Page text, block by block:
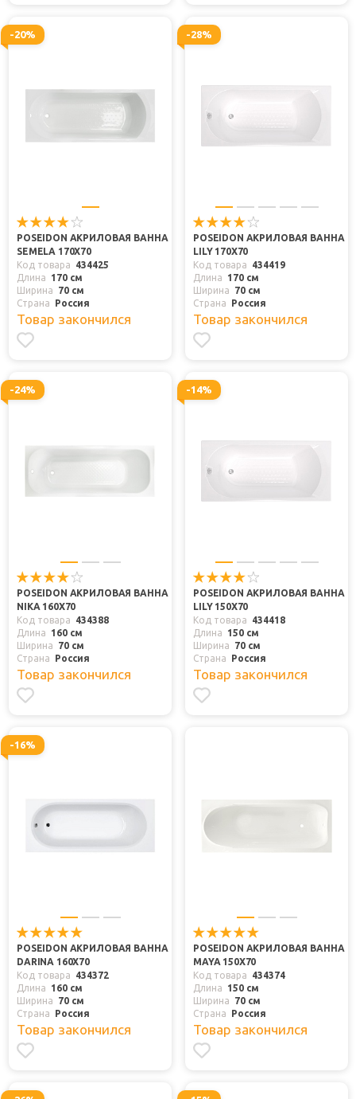
-20%
POSEIDON АКРИЛОВАЯ ВАННА
SEMELA 170X70
Код товара
434425
Длина
170 см
Ширина
70 см
Страна
Россия
Товар закончился
-28%
POSEIDON АКРИЛОВАЯ ВАННА
LILY 170X70
Код товара
434419
Длина
170 см
Ширина
70 см
Страна
Россия
Товар закончился
-24%
POSEIDON АКРИЛОВАЯ ВАННА
NIKA 160X70
Код товара
434388
Длина
160 см
Ширина
70 см
Страна
Россия
Товар закончился
-14%
POSEIDON АКРИЛОВАЯ ВАННА
LILY 150X70
Код товара
434418
Длина
150 см
Ширина
70 см
Страна
Россия
Товар закончился
-16%
POSEIDON АКРИЛОВАЯ ВАННА
DARINA 160X70
Код товара
434372
Длина
160 см
Ширина
70 см
Страна
Россия
Товар закончился
POSEIDON АКРИЛОВАЯ ВАННА
MAYA 150X70
Код товара
434374
Длина
150 см
Ширина
70 см
Страна
Россия
Товар закончился